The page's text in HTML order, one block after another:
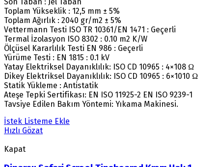
Toplam Yükseklik : 12,5 mm ± 5%
Toplam Ağırlık : 2040 gr/m2 ± 5%
Vettermann Testi ISO TR 10361/EN 1471 : Geçerli
Termal İzolasyon ISO 8302 : 0.10 m2 K/W
Ölçüsel Kararlılık Testi EN 986 : Geçerli
Yürüme Testi : EN 1815 : 0.1 kV
Yatay Elektriksel Dayanıklılık: ISO CD 10965 : 4×108 Ω
Dikey Elektriksel Dayanıklılık: ISO CD 10965 : 6×1010 Ω
Statik Yükleme : Antistatik
Ateşe Tepki Sertifikası: EN ISO 11925-2 EN ISO 9239-1
Tavsiye Edilen Bakım Yöntemi: Yıkama Makinesi.
İstek Listeme Ekle
Hızlı Gözat
Kapat